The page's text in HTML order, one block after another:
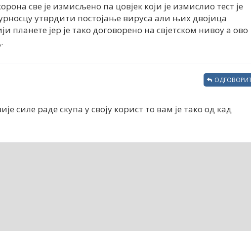
све је измисљено па цовјек који је измислио тест је
утврдити постојање вируса али њих двојица
планете јер је тако договорено на свјетском нивоу а ово
силе раде скупа у своју корист то вам је тако од кад